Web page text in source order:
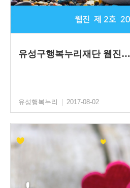
유성구행복누리재단 웹진…
유성행복누리 | 2017-08-02